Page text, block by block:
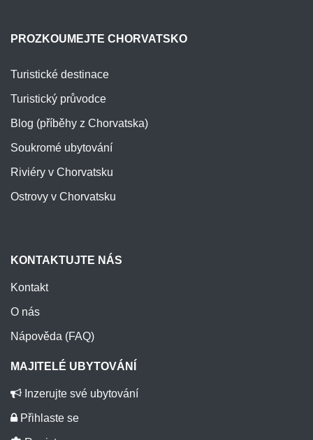
PROZKOUMEJTE CHORVATSKO
Turistické destinace
Turistický průvodce
Blog (příběhy z Chorvatska)
Soukromé ubytování
Riviéry v Chorvatsku
Ostrovy v Chorvatsku
KONTAKTUJTE NÁS
Kontakt
O nás
Nápověda (FAQ)
MAJITELÉ UBYTOVÁNÍ
Inzerujte své ubytování
Přihlaste se